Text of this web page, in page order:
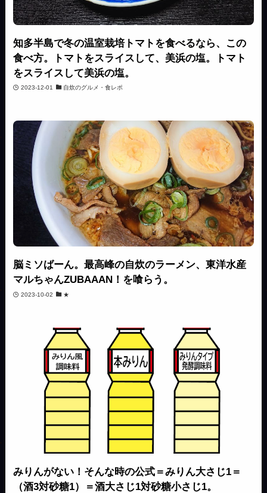
知多半島で冬の温室栽培トマトを食べるなら、この
食べ方。トマトをスライスして、美浜の塩。トマト
をスライスして美浜の塩。
2023-12-01 自炊のグルメ・食レポ
脳ミソばーん。最高峰の自炊のラーメン、東洋水産
マルちゃんZUBAAAN！を喰らう。
2023-10-02 ★
みりんがない！そんな時の公式＝みりん大さじ1＝
（酒3対砂糖1）＝酒大さじ1対砂糖小さじ1。